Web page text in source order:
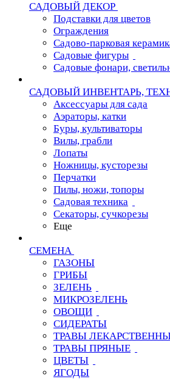
САДОВЫЙ ДЕКОР
Подставки для цветов
Ограждения
Садово-парковая
Садовые фигуры
Садовые фонари,
САДОВЫЙ ИНВЕНТАРЬ,
Аксессуары для сада
Аэраторы, катки
Буры, культиваторы
Вилы, грабли
Лопаты
Ножницы, кусторезы
Перчатки
Пилы, ножи, топоры
Садовая техника
Секаторы, сучкорезы
Еще
СЕМЕНА
ГАЗОНЫ
ГРИБЫ
ЗЕЛЕНЬ
МИКРОЗЕЛЕНЬ
ОВОЩИ
СИДЕРАТЫ
ТРАВЫ
ТРАВЫ ПРЯНЫЕ
ЦВЕТЫ
ЯГОДЫ